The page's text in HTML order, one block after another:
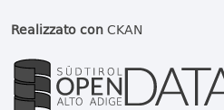
Realizzato conCKAN